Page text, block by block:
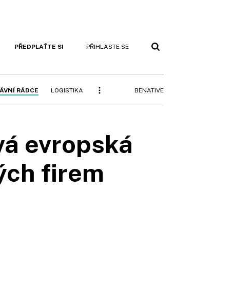
PŘEDPLAŤTE SI PŘIHLASTE SE
RÁDCE LOGISTIKA BENATIVE
evropská
firem